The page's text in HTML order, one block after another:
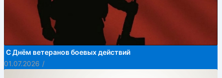
С Днём ветеранов боевых действий
01.07.2026 /